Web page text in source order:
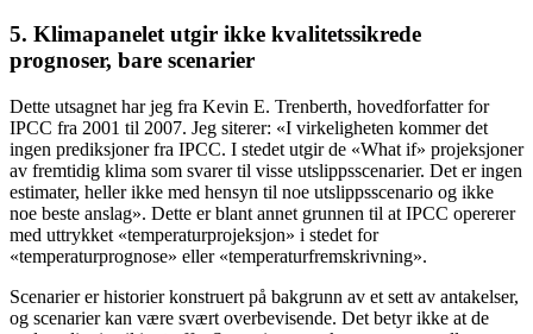
5. Klimapanelet utgir ikke kvalitetssikrede
prognoser, bare scenarier
Dette utsagnet har jeg fra Kevin E. Trenberth, hovedforfatter for
IPCC fra 2001 til 2007. Jeg siterer: «I virkeligheten kommer det
ingen prediksjoner fra IPCC. I stedet utgir de «What if» projeksjoner
av fremtidig klima som svarer til visse utslippsscenarier. Det er ingen
estimater, heller ikke med hensyn til noe utslippsscenario og ikke
noe beste anslag». Dette er blant annet grunnen til at IPCC opererer
med uttrykket «temperaturprojeksjon» i stedet for
«temperaturprognose» eller «temperaturfremskrivning».
Scenarier er historier konstruert på bakgrunn av et sett av antakelser,
og scenarier kan være svært overbevisende. Det betyr ikke at de